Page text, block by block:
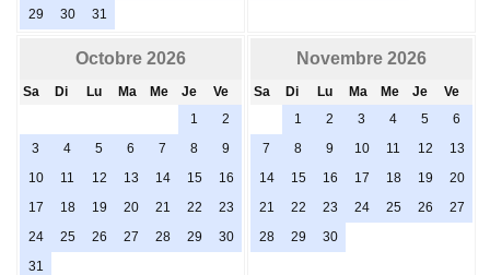
29
30 31
Octobre 2026
Sa Di Lu Ma Me Je
Ve
1
2
3
4 5 6 7 8
9
10
11 12 13 14 15
16
17
18 19 20 21 22
23
24
25 26 27 28 29
30
31
Novembre 2026
Sa Di Lu Ma Me Je
Ve
1
2 3 4 5
6
7
8 9 10 11 12
13
14
15 16 17 18 19
20
21
22 23 24 25 26
27
28
29 30